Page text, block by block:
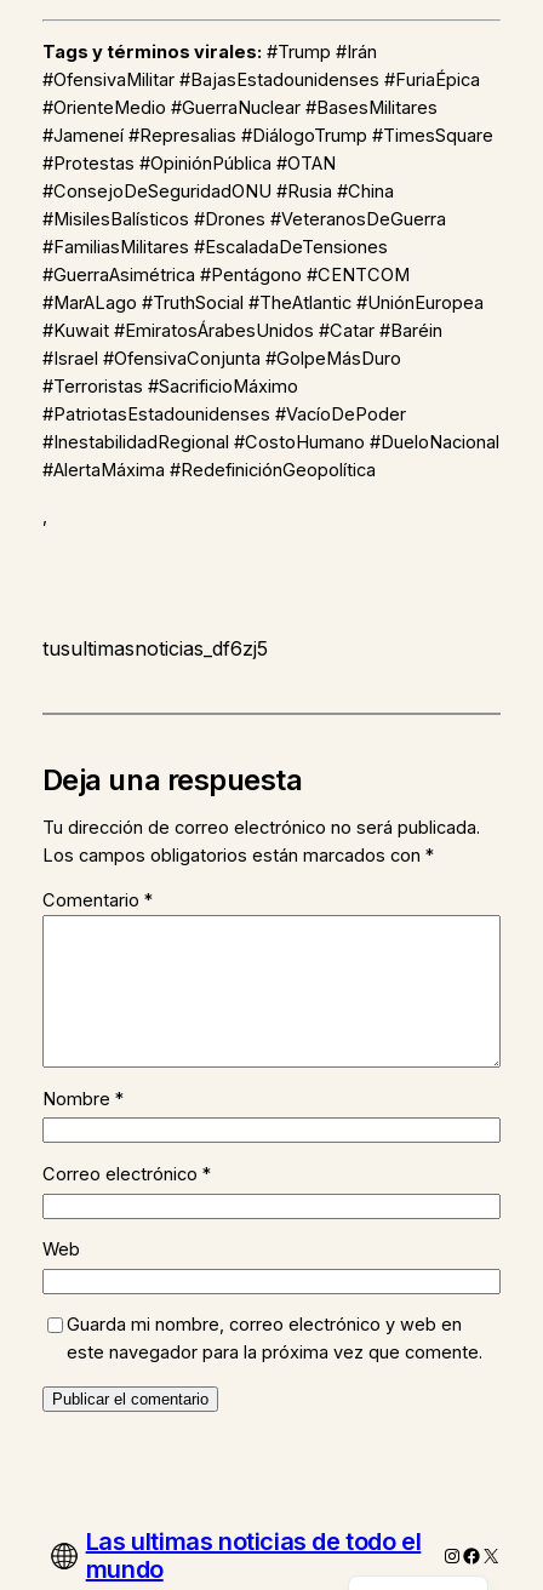
Tags y términos virales: #Trump #Irán
#OfensivaMilitar #BajasEstadounidenses #FuriaÉpica
#OrienteMedio #GuerraNuclear #BasesMilitares
#Jameneí #Represalias #DiálogoTrump #TimesSquare
#Protestas #OpiniónPública #OTAN
#ConsejoDeSeguridadONU #Rusia #China
#MisilesBalísticos #Drones #VeteranosDeGuerra
#FamiliasMilitares #EscaladaDeTensiones
#GuerraAsimétrica #Pentágono #CENTCOM
#MarALago #TruthSocial #TheAtlantic #UniónEuropea
#Kuwait #EmiratosÁrabesUnidos #Catar #Baréin
#Israel #OfensivaConjunta #GolpeMásDuro
#Terroristas #SacrificioMáximo
#PatriotasEstadounidenses #VacíoDePoder
#InestabilidadRegional #CostoHumano #DueloNacional
#AlertaMáxima #RedefiniciónGeopolítica
,
tusultimasnoticias_df6zj5
Deja una respuesta
Tu dirección de correo electrónico no será publicada.
Los campos obligatorios están marcados con *
Comentario *
Nombre *
Correo electrónico *
Web
Guarda mi nombre, correo electrónico y web en
este navegador para la próxima vez que comente.
Las ultimas noticias de todo el
mundo
Instagram
X